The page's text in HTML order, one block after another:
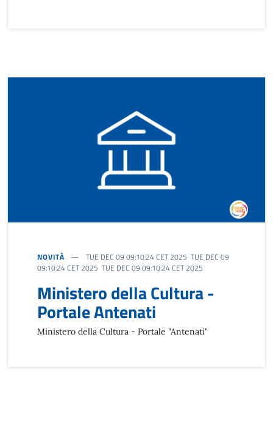
NOVITÀ
TUE DEC 09 09:10:24 CET 2025 TUE DEC 09
09:10:24 CET 2025 TUE DEC 09 09:10:24 CET 2025
Ministero della Cultura -
Portale Antenati
Ministero della Cultura - Portale "Antenati"